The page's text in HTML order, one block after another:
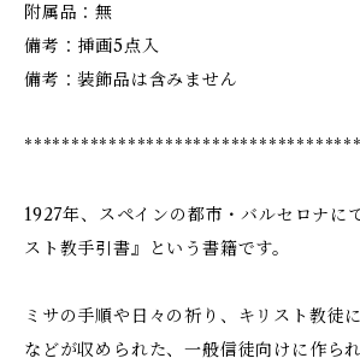
附属品：無
備考：挿画5点入
備考：装飾品は含みません
1927年、スペインの都市・バルセロナに
スト教手引書』という書籍です。
ミサの手順や日々の祈り、キリスト教徒
などが収められた、一般信徒向けに作ら